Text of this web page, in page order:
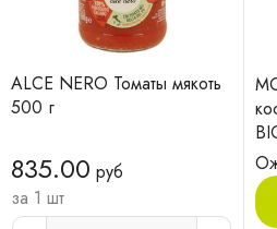
ALCE NERO Томаты мякоть
500 г
835.00 руб
за 1 шт